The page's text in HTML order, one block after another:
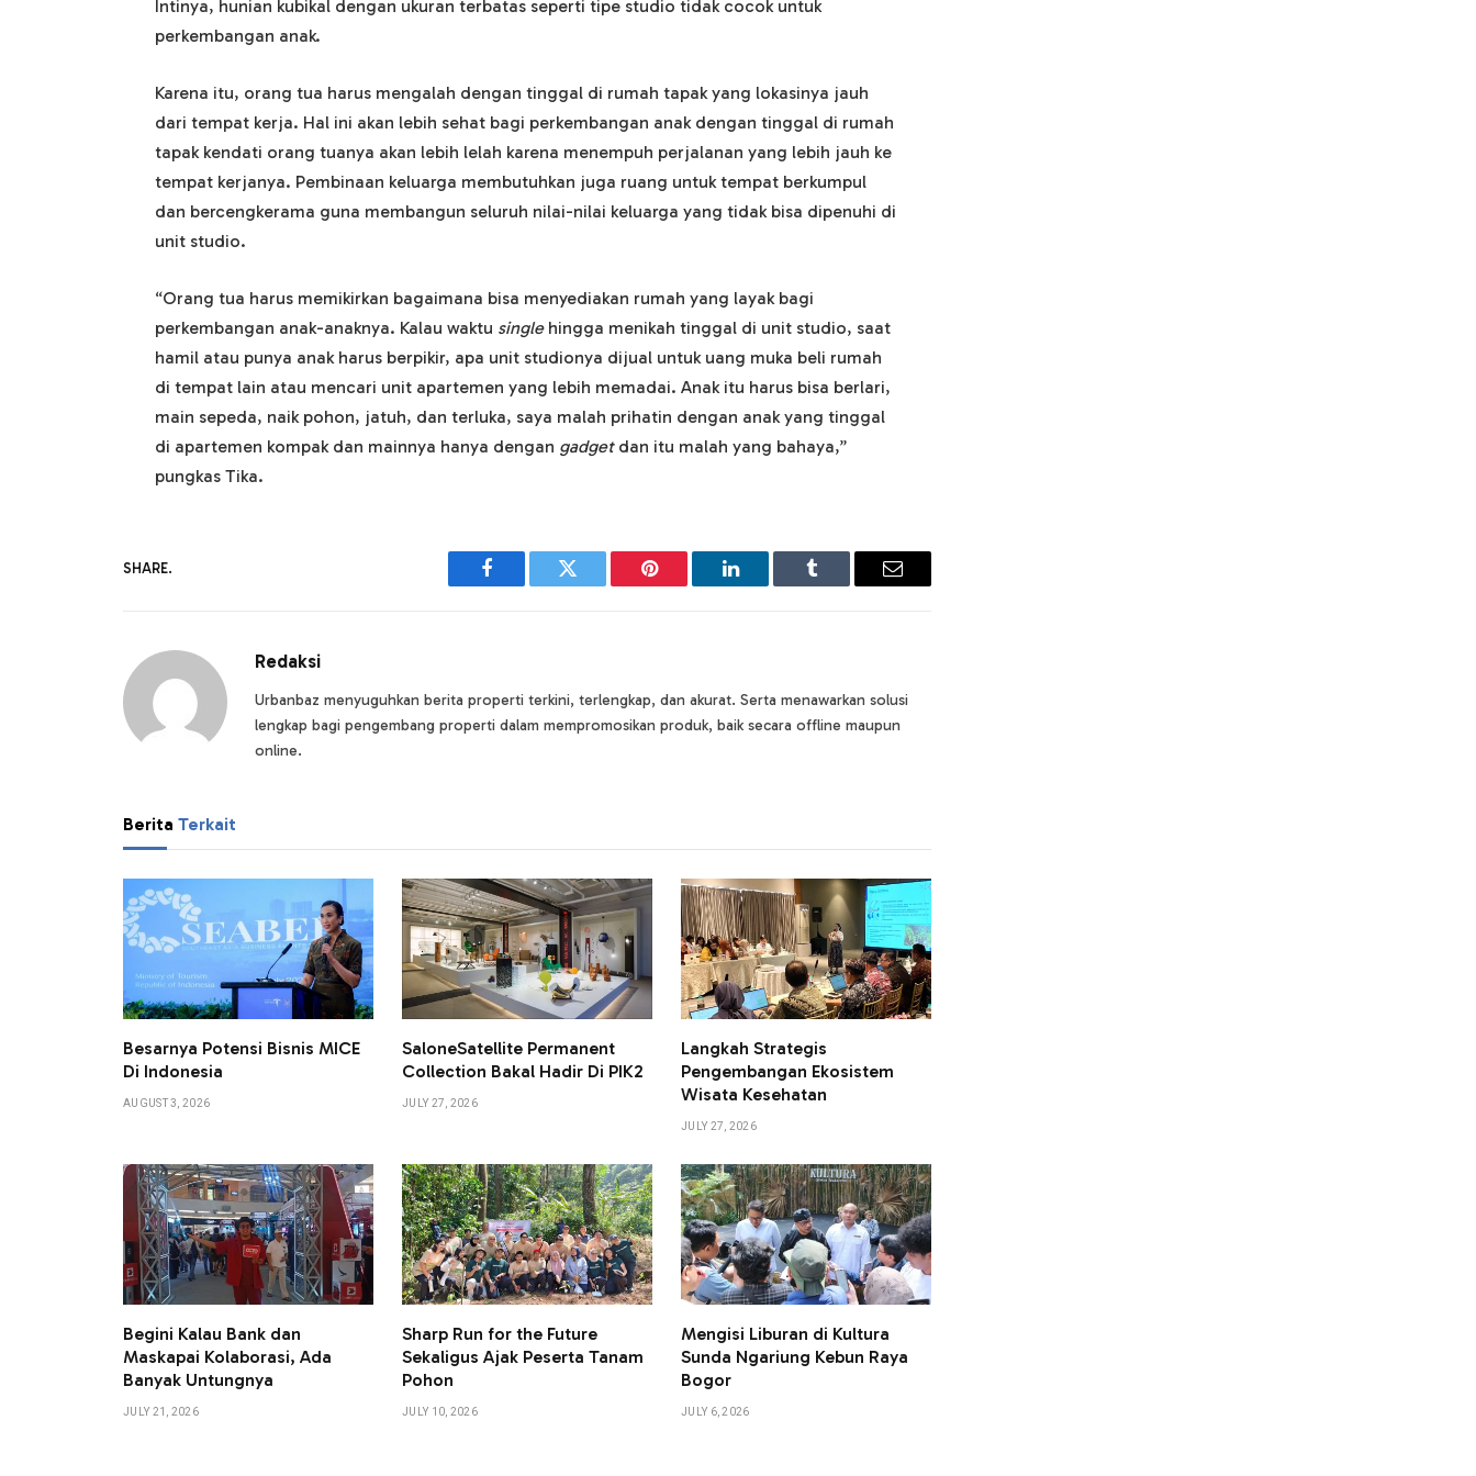
Intinya, hunian kubikal dengan ukuran terbatas seperti tipe studio tidak cocok untuk
perkembangan anak.
Karena itu, orang tua harus mengalah dengan tinggal di rumah tapak yang lokasinya jauh
dari tempat kerja. Hal ini akan lebih sehat bagi perkembangan anak dengan tinggal di rumah
tapak kendati orang tuanya akan lebih lelah karena menempuh perjalanan yang lebih jauh ke
tempat kerjanya. Pembinaan keluarga membutuhkan juga ruang untuk tempat berkumpul
dan bercengkerama guna membangun seluruh nilai-nilai keluarga yang tidak bisa dipenuhi di
unit studio.
“Orang tua harus memikirkan bagaimana bisa menyediakan rumah yang layak bagi
perkembangan anak-anaknya. Kalau waktu singlehingga menikah tinggal di unit studio, saat
hamil atau punya anak harus berpikir, apa unit studionya dijual untuk uang muka beli rumah
di tempat lain atau mencari unit apartemen yang lebih memadai. Anak itu harus bisa berlari,
main sepeda, naik pohon, jatuh, dan terluka, saya malah prihatin dengan anak yang tinggal
di apartemen kompak dan mainnya hanya dengan gadgetdan itu malah yang bahaya,”
pungkas Tika.
SHARE.
Facebook Twitter Pinterest LinkedIn Tumblr Email
Redaksi
Urbanbaz menyuguhkan berita properti terkini, terlengkap, dan akurat. Serta menawarkan solusi
lengkap bagi pengembang properti dalam mempromosikan produk, baik secara offline maupun
online.
Berita Terkait
Besarnya Potensi Bisnis MICE
Di Indonesia
AUGUST 3, 2026
SaloneSatellite Permanent
Collection Bakal Hadir Di PIK2
JULY 27, 2026
Langkah Strategis
Pengembangan Ekosistem
Wisata Kesehatan
JULY 27, 2026
Begini Kalau Bank dan
Maskapai Kolaborasi, Ada
Banyak Untungnya
JULY 21, 2026
Sharp Run for the Future
Sekaligus Ajak Peserta Tanam
Pohon
JULY 10, 2026
Mengisi Liburan di Kultura
Sunda Ngariung Kebun Raya
Bogor
JULY 6, 2026